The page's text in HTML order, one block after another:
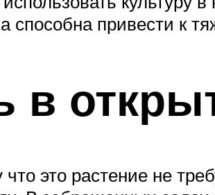
способна привести к
в
это растение не